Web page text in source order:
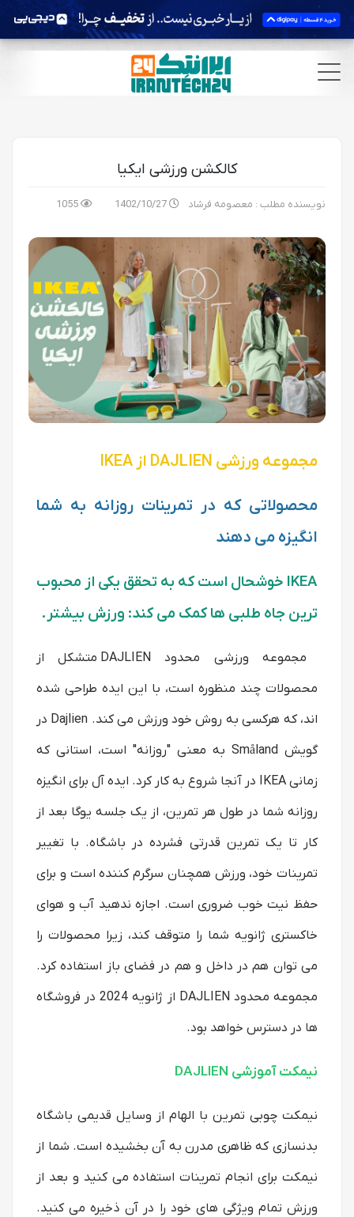
کالکشن ورزشی ایکیا
نویسنده مطلب : معصومه فرشاد 1402/10/27
مجموعه ورزشی DAJLIEN از IKEA
محصولاتی که در تمرینات روزانه به شما
انگیزه می دهند
IKEA خوشحال است که به تحقق یکی از محبوب
ترین جاه طلبی ها کمک می کند: ورزش بیشتر.
مجموعه ورزشی محدود DAJLIEN متشکل از
محصولات چند منظوره است، با این ایده طراحی شده
اند، که هرکسی به روش خود ورزش می کند. Dajlien در
گویش Småland به معنی "روزانه" است، استانی که
زمانی IKEA در آنجا شروع به کار کرد. ایده آل برای انگیزه
روزانه شما در طول هر تمرین، از یک جلسه یوگا بعد از
کار تا یک تمرین قدرتی فشرده در باشگاه. با تغییر
تمرینات خود، ورزش همچنان سرگرم کننده است و برای
حفظ نیت خوب ضروری است. اجازه ندهید آب و هوای
خاکستری ژانویه شما را متوقف کند، زیرا محصولات را
می توان هم در داخل و هم در فضای باز استفاده کرد.
مجموعه محدود DAJLIEN از ژانویه 2024 در فروشگاه
ها در دسترس خواهد بود.
نیمکت آموزشی DAJLIEN
نیمکت چوبی تمرین با الهام از وسایل قدیمی باشگاه
بدنسازی که ظاهری مدرن به آن بخشیده است. شما از
نیمکت برای انجام تمرینات استفاده می کنید و بعد از
ورزش تمام ویژگی های خود را در آن ذخیره می کنید.